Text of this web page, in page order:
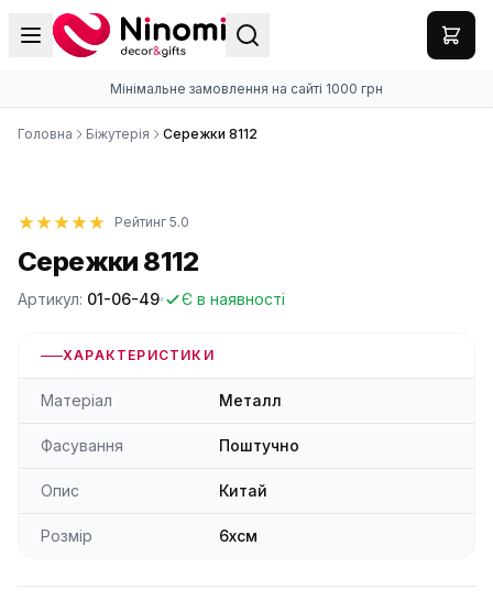
Мінімальне замовлення на сайті 1000 грн
Головна Біжутерія Сережки 8112
Рейтинг 5.0
Сережки 8112
Артикул: 01-06-49 Є в наявності
ХАРАКТЕРИСТИКИ
Матеріал Металл
Фасування Поштучно
Опис Китай
Розмір 6xсм